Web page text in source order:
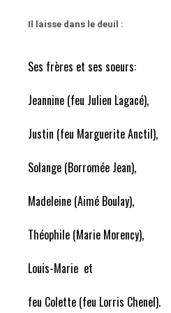
Il laisse dans le deuil :
Ses frères et ses soeurs:
Jeannine (feu Julien Lagacé),
Justin (feu Marguerite Anctil),
Solange (Borromée Jean),
Madeleine (Aimé Boulay),
Théophile (Marie Morency),
Louis-Marie et
feu Colette (feu Lorris Chenel).